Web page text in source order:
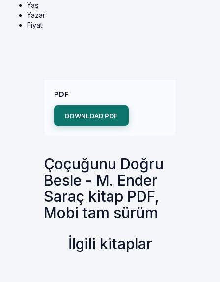
Yaş:
Yazar:
Fiyat:
PDF
DOWNLOAD PDF
Çoçuğunu Doğru
Besle - M. Ender
Saraç kitap PDF,
Mobi tam sürüm
İlgili kitaplar